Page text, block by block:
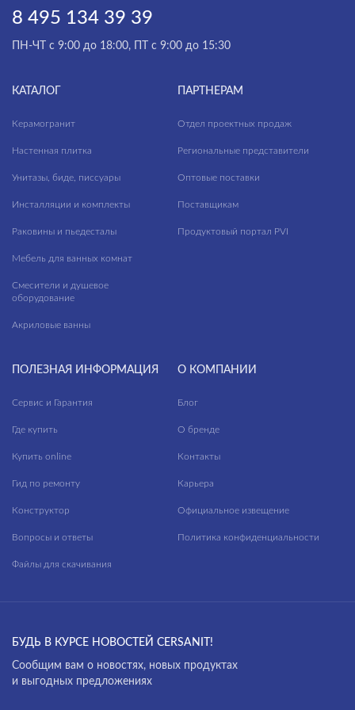
8 495 134 39 39
ПН-ЧТ с 9:00 до 18:00, ПТ с 9:00 до 15:30
КАТАЛОГ
Керамогранит
Настенная плитка
Унитазы, биде, писсуары
Инсталляции и комплекты
Раковины и пьедесталы
Мебель для ванных комнат
Смесители и душевое
оборудование
Акриловые ванны
ПАРТНЕРАМ
Отдел проектных продаж
Региональные представители
Оптовые поставки
Поставщикам
Продуктовый портал PVI
ПОЛЕЗНАЯ ИНФОРМАЦИЯ
Сервис и Гарантия
Где купить
Купить online
Гид по ремонту
Конструктор
Вопросы и ответы
Файлы для скачивания
О КОМПАНИИ
Блог
О бренде
Контакты
Карьера
Официальное извещение
Политика конфиденциальности
БУДЬ В КУРСЕ НОВОСТЕЙ CERSANIT!
Cообщим вам о новостях, новых продуктах
и выгодных предложениях